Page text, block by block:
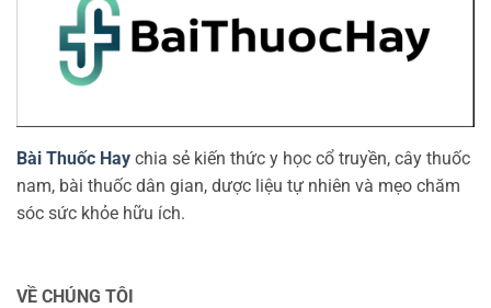
Bài Thuốc Hay chia sẻ kiến thức y học cổ truyền, cây thuốc
nam, bài thuốc dân gian, dược liệu tự nhiên và mẹo chăm
sóc sức khỏe hữu ích.
VỀ CHÚNG TÔI